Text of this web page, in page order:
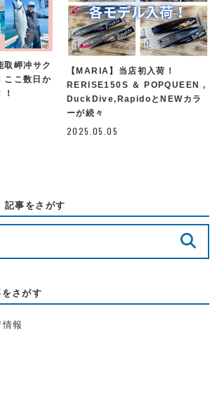
岬冲サク
ここ数日か
【MARIA】当店初入荷！
RERISE150S ＆ POPQUEEN ,
DuckDive,RapidoとNEWカラ
ーが続々
2025.05.05
記事をさがす
さがす
報